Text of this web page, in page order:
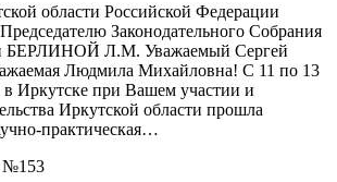
области Российской Федерации
Законодательного Собрания
БЕРЛИНОЙ Л.М. Уважаемый Сергей
Людмила Михайловна! С 11 по 13
в Иркутске при Вашем участии и
Иркутской области прошла
практическая…
№153